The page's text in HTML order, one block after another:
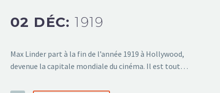
02 DÉC:1919
Max Linder part à la fin de l’année 1919 à Hollywood,
devenue la capitale mondiale du cinéma. Il est tout…